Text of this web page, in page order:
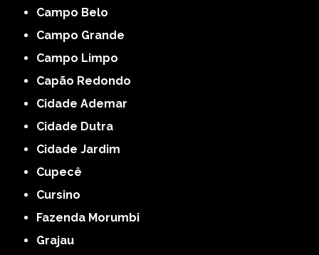
Campo Belo
Campo Grande
Campo Limpo
Capão Redondo
Cidade Ademar
Cidade Dutra
Cidade Jardim
Cupecê
Cursino
Fazenda Morumbi
Grajau